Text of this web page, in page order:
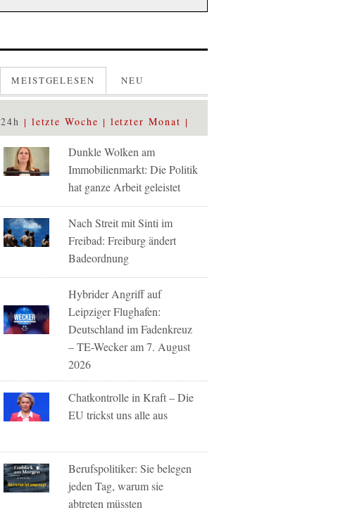
MEISTGELESEN NEU
24h letzte Woche letzter Monat
Dunkle Wolken am
Immobilienmarkt: Die Politik
hat ganze Arbeit geleistet
Nach Streit mit Sinti im
Freibad: Freiburg ändert
Badeordnung
Hybrider Angriff auf
Leipziger Flughafen:
Deutschland im Fadenkreuz
– TE-Wecker am 7. August
2026
Chatkontrolle in Kraft – Die
EU trickst uns alle aus
Berufspolitiker: Sie belegen
jeden Tag, warum sie
abtreten müssten